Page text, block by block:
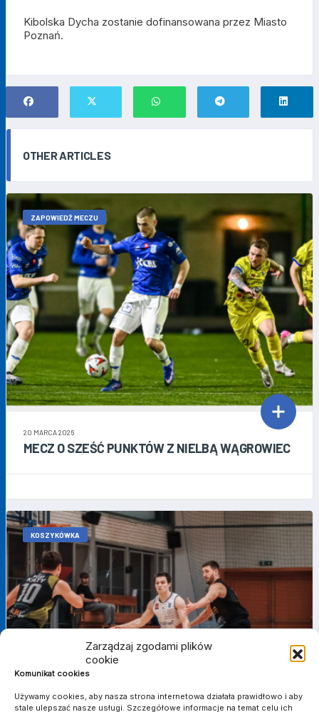
Zarządzaj zgodami plików
cookie
Komunikat cookies
Używamy cookies, aby nasza strona internetowa działała prawidłowo i aby
stale ulepszać nasze usługi. Szczegółowe informacje na temat celu ich
Kibolska Dycha zostanie dofinansowana przez Miasto
Poznań.
OTHER ARTICLES
ZAPOWIEDŹ MECZU
20 MARCA 2026
MECZ O SZEŚĆ PUNKTÓW Z NIELBĄ WĄGROWIEC
KOSZYKÓWKA